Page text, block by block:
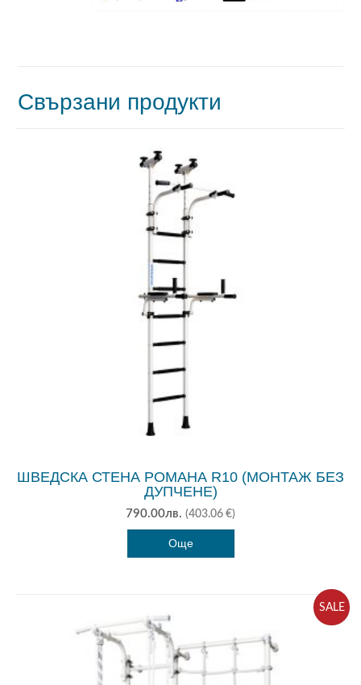
Свързани продукти
ШВЕДСКА СТЕНА РОМАНА R10 (МОНТАЖ БЕЗ
ДУПЧЕНЕ)
790.00лв. (403.06 €)
Още
SALE